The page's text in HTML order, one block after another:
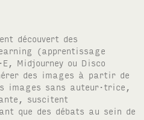
découvert des
(apprentissage
, Midjourney ou Disco
des images à partir de
images sans auteur·trice,
suscitent
que des débats au sein de